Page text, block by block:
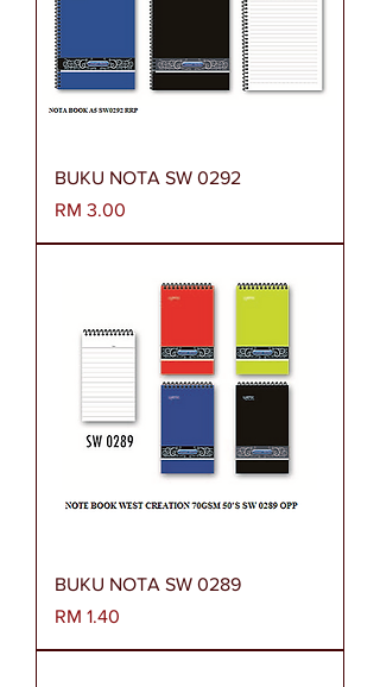
BUKU NOTA SW 0292
Harga
RM 3.00
BUKU NOTA SW 0289
Harga
RM 1.40